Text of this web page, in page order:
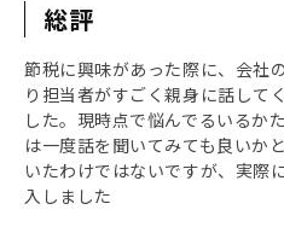
総評
節税に興味があった際に、会社
り担当者がすごく親身に話して
した。現時点で悩んでるいるか
は一度話を聞いてみても良いか
いたわけではないですが、実際
入しました